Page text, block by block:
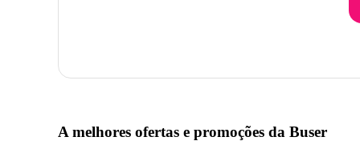
A melhores ofertas e promoções da Buser